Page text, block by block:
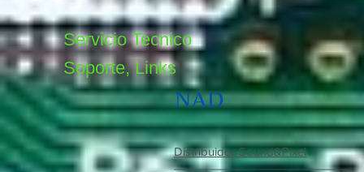
Servicio Tecnico
Soporte, Links
NAD
Distribuidor Sound&Pixel
___________________________